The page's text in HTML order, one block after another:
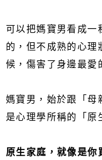
可以把媽寶男看成一
的，但不成熟的心理
候，傷害了身邊最
媽寶男，始於跟「母
是心理學所稱的「原
原生家庭，就像是你